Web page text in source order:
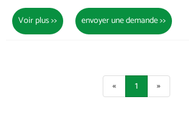
Voir plus >> envoyer une demande >>
« 1 »